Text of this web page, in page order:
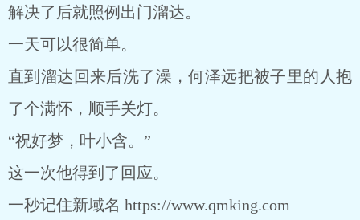
解决了后就照例出门溜达。
一天可以很简单。
直到溜达回来后洗了澡，何泽远把被子里的人抱
了个满怀，顺手关灯。
“祝好梦，叶小含。”
这一次他得到了回应。
一秒记住新域名 https://www.qmking.com